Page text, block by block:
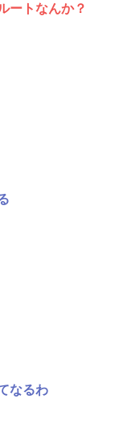
ートなんか？
なるわ